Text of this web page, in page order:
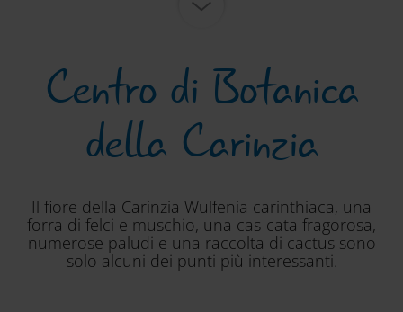
Centro di Botanica
della Carinzia
Il fiore della Carinzia Wulfenia carinthiaca, una
forra di felci e muschio, una cas-cata fragorosa,
numerose paludi e una raccolta di cactus sono
solo alcuni dei punti più interessanti.